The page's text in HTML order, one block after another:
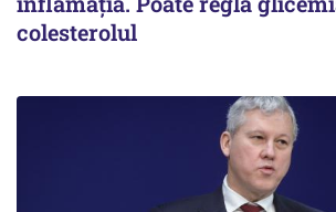
colesterolul